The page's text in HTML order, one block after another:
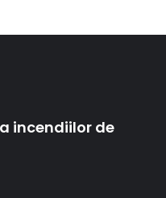
incendiilor de